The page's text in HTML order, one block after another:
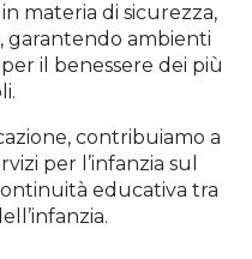
materia di sicurezza,
garantendo ambienti
il benessere dei più
contribuiamo a
per l’infanzia sul
educativa tra